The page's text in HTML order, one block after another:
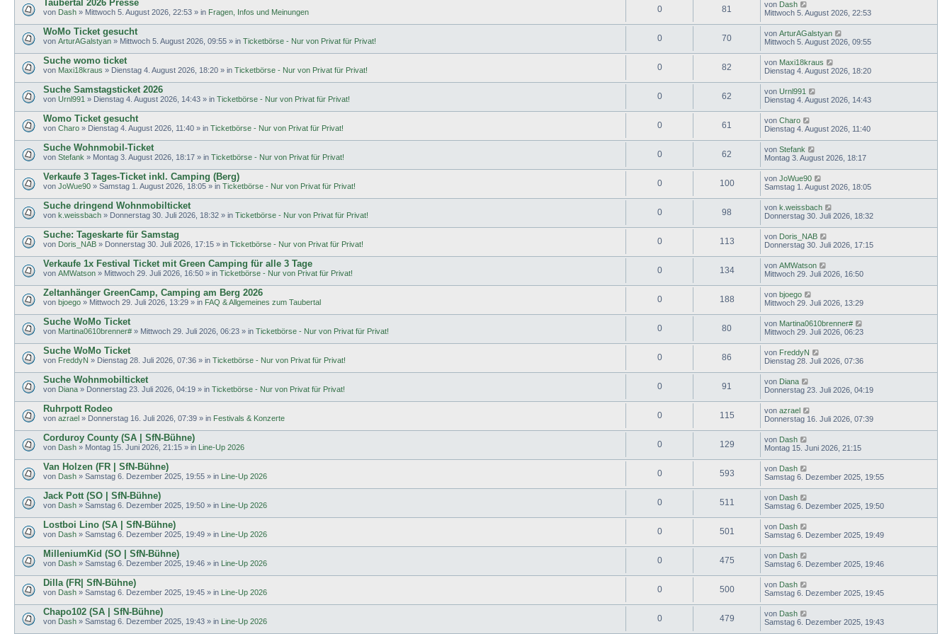
Taubertal 2026 Presse
von Dash » Mittwoch 5. August 2026, 22:53 » in Fragen, Infos und Meinungen 0 81 von Dash
Mittwoch 5. August 2026, 22:53
WoMo Ticket gesucht
von ArturAGalstyan » Mittwoch 5. August 2026, 09:55 » in Ticketbörse - Nur von Privat für Privat! 0 70 von ArturAGalstyan
Mittwoch 5. August 2026, 09:55
Suche womo ticket
von Maxi18kraus » Dienstag 4. August 2026, 18:20 » in Ticketbörse - Nur von Privat für Privat! 0 82 von Maxi18kraus
Dienstag 4. August 2026, 18:20
Suche Samstagsticket 2026
von Urnl991 » Dienstag 4. August 2026, 14:43 » in Ticketbörse - Nur von Privat für Privat! 0 62 von Urnl991
Dienstag 4. August 2026, 14:43
Womo Ticket gesucht
von Charo » Dienstag 4. August 2026, 11:40 » in Ticketbörse - Nur von Privat für Privat! 0 61 von Charo
Dienstag 4. August 2026, 11:40
Suche Wohnmobil-Ticket
von Stefank » Montag 3. August 2026, 18:17 » in Ticketbörse - Nur von Privat für Privat! 0 62 von Stefank
Montag 3. August 2026, 18:17
Verkaufe 3 Tages-Ticket inkl. Camping (Berg)
von JoWue90 » Samstag 1. August 2026, 18:05 » in Ticketbörse - Nur von Privat für Privat! 0 100 von JoWue90
Samstag 1. August 2026, 18:05
Suche dringend Wohnmobilticket
von k.weissbach » Donnerstag 30. Juli 2026, 18:32 » in Ticketbörse - Nur von Privat für Privat! 0 98 von k.weissbach
Donnerstag 30. Juli 2026, 18:32
Suche: Tageskarte für Samstag
von Doris_NAB » Donnerstag 30. Juli 2026, 17:15 » in Ticketbörse - Nur von Privat für Privat! 0 113 von Doris_NAB
Donnerstag 30. Juli 2026, 17:15
Verkaufe 1x Festival Ticket mit Green Camping für alle 3 Tage
von AMWatson » Mittwoch 29. Juli 2026, 16:50 » in Ticketbörse - Nur von Privat für Privat! 0 134 von AMWatson
Mittwoch 29. Juli 2026, 16:50
Zeltanhänger GreenCamp, Camping am Berg 2026
von bjoego » Mittwoch 29. Juli 2026, 13:29 » in FAQ & Allgemeines zum Taubertal 0 188 von bjoego
Mittwoch 29. Juli 2026, 13:29
Suche WoMo Ticket
von Martina0610brenner# » Mittwoch 29. Juli 2026, 06:23 » in Ticketbörse - Nur von Privat für Privat! 0 80 von Martina0610brenner#
Mittwoch 29. Juli 2026, 06:23
Suche WoMo Ticket
von FreddyN » Dienstag 28. Juli 2026, 07:36 » in Ticketbörse - Nur von Privat für Privat! 0 86 von FreddyN
Dienstag 28. Juli 2026, 07:36
Suche Wohnmobilticket
von Diana » Donnerstag 23. Juli 2026, 04:19 » in Ticketbörse - Nur von Privat für Privat! 0 91 von Diana
Donnerstag 23. Juli 2026, 04:19
Ruhrpott Rodeo
von azrael » Donnerstag 16. Juli 2026, 07:39 » in Festivals & Konzerte 0 115 von azrael
Donnerstag 16. Juli 2026, 07:39
Corduroy County (SA | SfN-Bühne)
von Dash » Montag 15. Juni 2026, 21:15 » in Line-Up 2026 0 129 von Dash
Montag 15. Juni 2026, 21:15
Van Holzen (FR | SfN-Bühne)
von Dash » Samstag 6. Dezember 2025, 19:55 » in Line-Up 2026 0 593 von Dash
Samstag 6. Dezember 2025, 19:55
Jack Pott (SO | SfN-Bühne)
von Dash » Samstag 6. Dezember 2025, 19:50 » in Line-Up 2026 0 511 von Dash
Samstag 6. Dezember 2025, 19:50
Lostboi Lino (SA | SfN-Bühne)
von Dash » Samstag 6. Dezember 2025, 19:49 » in Line-Up 2026 0 501 von Dash
Samstag 6. Dezember 2025, 19:49
MilleniumKid (SO | SfN-Bühne)
von Dash » Samstag 6. Dezember 2025, 19:46 » in Line-Up 2026 0 475 von Dash
Samstag 6. Dezember 2025, 19:46
Dilla (FR| SfN-Bühne)
von Dash » Samstag 6. Dezember 2025, 19:45 » in Line-Up 2026 0 500 von Dash
Samstag 6. Dezember 2025, 19:45
Chapo102 (SA | SfN-Bühne)
von Dash » Samstag 6. Dezember 2025, 19:43 » in Line-Up 2026 0 479 von Dash
Samstag 6. Dezember 2025, 19:43